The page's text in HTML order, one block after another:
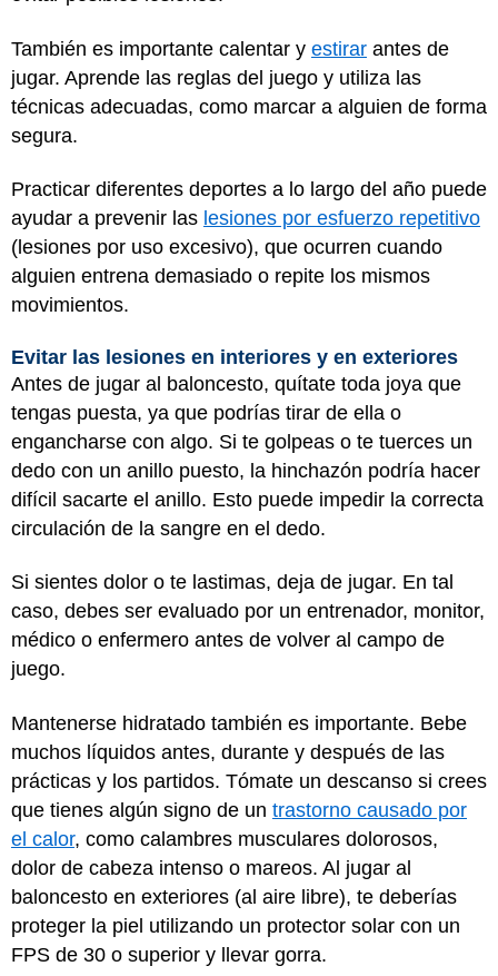
También es importante calentar y estirar antes de
jugar. Aprende las reglas del juego y utiliza las
técnicas adecuadas, como marcar a alguien de forma
segura.
Practicar diferentes deportes a lo largo del año puede
ayudar a prevenir las lesiones por esfuerzo repetitivo
(lesiones por uso excesivo), que ocurren cuando
alguien entrena demasiado o repite los mismos
movimientos.
Evitar las lesiones en interiores y en exteriores
Antes de jugar al baloncesto, quítate toda joya que
tengas puesta, ya que podrías tirar de ella o
engancharse con algo. Si te golpeas o te tuerces un
dedo con un anillo puesto, la hinchazón podría hacer
difícil sacarte el anillo. Esto puede impedir la correcta
circulación de la sangre en el dedo.
Si sientes dolor o te lastimas, deja de jugar. En tal
caso, debes ser evaluado por un entrenador, monitor,
médico o enfermero antes de volver al campo de
juego.
Mantenerse hidratado también es importante. Bebe
muchos líquidos antes, durante y después de las
prácticas y los partidos. Tómate un descanso si crees
que tienes algún signo de un trastorno causado por
el calor, como calambres musculares dolorosos,
dolor de cabeza intenso o mareos. Al jugar al
baloncesto en exteriores (al aire libre), te deberías
proteger la piel utilizando un protector solar con un
FPS de 30 o superior y llevar gorra.